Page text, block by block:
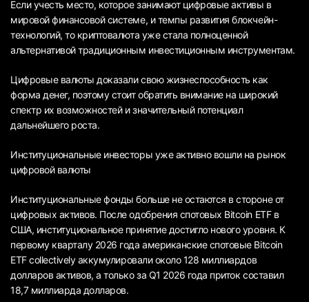
Если учесть место, которое занимают цифровые активы в
мировой финансовой системе, и темпы развития блокчейн-
технологий, то криптовалюта уже стала полноценной
альтернативой традиционным инвестиционным инструментам.
Цифровые валюты доказали свою жизнеспособность как
форма денег, поэтому стоит обратить внимание на широкий
спектр их возможностей и значительный потенциал
дальнейшего роста.
Институциональные инвесторы уже активно вошли на рынок
цифровой валюты
Институциональные фонды больше не остаются в стороне от
цифровых активов. После одобрения спотовых Bitcoin ETF в
США, институциональное принятие достигло нового уровня. К
первому кварталу 2026 года американские спотовые Bitcoin
ETF collectively аккумулировали около 128 миллиардов
долларов активов, а только за Q1 2026 года приток составил
18,7 миллиарда долларов.